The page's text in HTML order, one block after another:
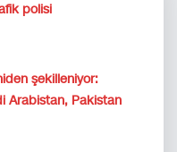
polisi
şekilleniyor:
Arabistan, Pakistan